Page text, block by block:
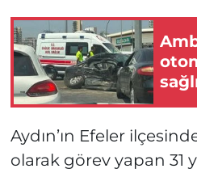
Aydın’ın Efeler
olarak görev yapan 31